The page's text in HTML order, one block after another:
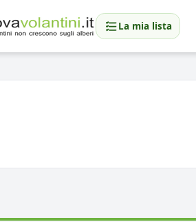
La mia lista